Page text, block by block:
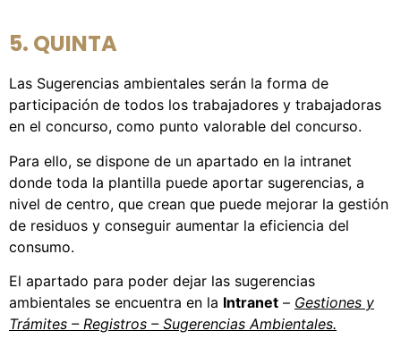
5. QUINTA
Las Sugerencias ambientales serán la forma de
participación de todos los trabajadores y trabajadoras
en el concurso, como punto valorable del concurso.
Para ello, se dispone de un apartado en la intranet
donde toda la plantilla puede aportar sugerencias, a
nivel de centro, que crean que puede mejorar la gestión
de residuos y conseguir aumentar la eficiencia del
consumo.
El apartado para poder dejar las sugerencias
ambientales se encuentra en la Intranet – Gestiones y
Trámites – Registros – Sugerencias Ambientales.